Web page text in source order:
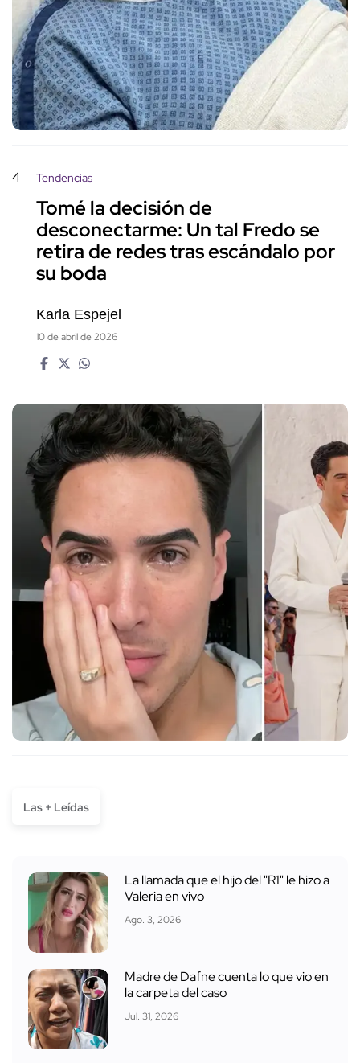
4 Tendencias
Tomé la decisión de
desconectarme: Un tal Fredo se
retira de redes tras escándalo por
su boda
Karla Espejel
10 de abril de 2026
Las + Leídas
La llamada que el hijo del "R1" le hizo a
Valeria en vivo
Ago. 3, 2026
Madre de Dafne cuenta lo que vio en
la carpeta del caso
Jul. 31, 2026